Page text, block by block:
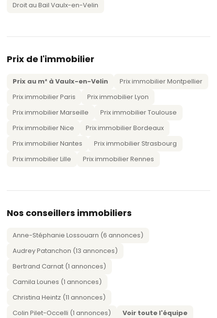
Droit au Bail Vaulx-en-Velin
Prix de l'immobilier
Prix au m² à Vaulx-en-Velin
Prix immobilier Montpellier
Prix immobilier Paris
Prix immobilier Lyon
Prix immobilier Marseille
Prix immobilier Toulouse
Prix immobilier Nice
Prix immobilier Bordeaux
Prix immobilier Nantes
Prix immobilier Strasbourg
Prix immobilier Lille
Prix immobilier Rennes
Nos conseillers immobiliers
Anne-Stéphanie Lossouarn (6 annonces)
Audrey Patanchon (13 annonces)
Bertrand Carnat (1 annonces)
Camila Lounes (1 annonces)
Christina Heintz (11 annonces)
Colin Pilet-Occelli (1 annonces)
Voir toute l'équipe